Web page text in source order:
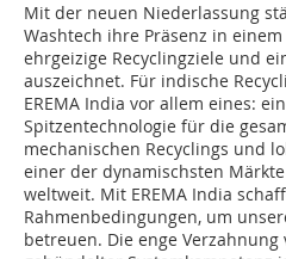
Mit der neuen Niederlassung
Washtech ihre Präsenz in
ehrgeizige Recyclingziele und
auszeichnet. Für indische
EREMA India vor allem eines:
Spitzentechnologie für die
mechanischen Recyclings und
einer der dynamischsten
weltweit. Mit EREMA India
Rahmenbedingungen, um
betreuen. Die enge